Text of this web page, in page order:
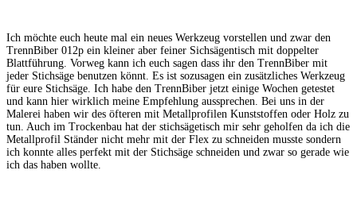
Ich möchte euch heute mal ein neues Werkzeug vorstellen und zwar den
TrennBiber 012p ein kleiner aber feiner Sichsägentisch mit doppelter
Blattführung. Vorweg kann ich euch sagen dass ihr den TrennBiber mit
jeder Stichsäge benutzen könnt. Es ist sozusagen ein zusätzliches Werkzeug
für eure Stichsäge. Ich habe den TrennBiber jetzt einige Wochen getestet
und kann hier wirklich meine Empfehlung aussprechen. Bei uns in der
Malerei haben wir des öfteren mit Metallprofilen Kunststoffen oder Holz zu
tun. Auch im Trockenbau hat der stichsägetisch mir sehr geholfen da ich die
Metallprofil Ständer nicht mehr mit der Flex zu schneiden musste sondern
ich konnte alles perfekt mit der Stichsäge schneiden und zwar so gerade wie
ich das haben wollte.